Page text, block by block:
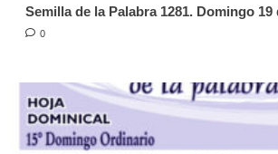
Semilla de la Palabra 1281. Domingo 19
0